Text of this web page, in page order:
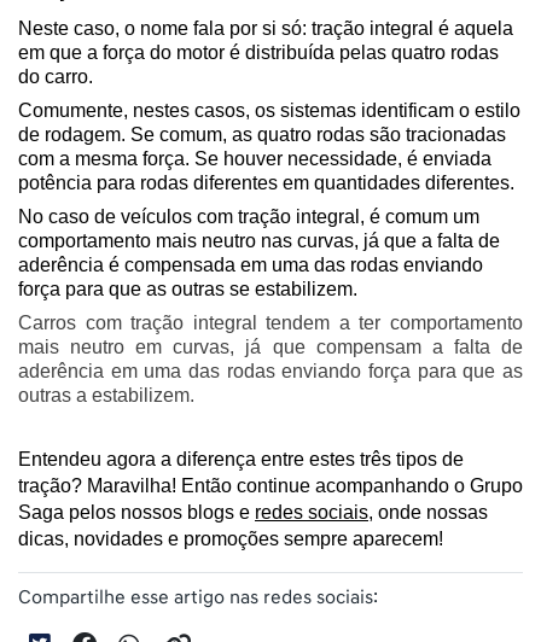
Neste caso, o nome fala por si só: tração integral é aquela
em que a força do motor é distribuída pelas quatro rodas
do carro.
Comumente, nestes casos, os sistemas identificam o estilo
de rodagem. Se comum, as quatro rodas são tracionadas
com a mesma força. Se houver necessidade, é enviada
potência para rodas diferentes em quantidades diferentes.
No caso de veículos com tração integral, é comum um
comportamento mais neutro nas curvas, já que a falta de
aderência é compensada em uma das rodas enviando
força para que as outras se estabilizem.
Carros com tração integral tendem a ter comportamento
mais neutro em curvas, já que compensam a falta de
aderência em uma das rodas enviando força para que as
outras a estabilizem.
Entendeu agora a diferença entre estes três tipos de
tração? Maravilha! Então continue acompanhando o Grupo
Saga pelos nossos blogs e redes sociais, onde nossas
dicas, novidades e promoções sempre aparecem!
Compartilhe esse artigo nas redes sociais: